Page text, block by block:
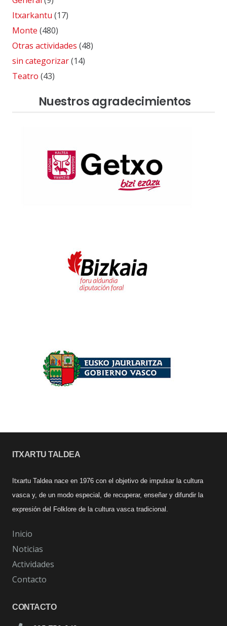
Itxarkantu (17)
Monte (480)
Otras actividades (48)
sin categorizar(14)
Teatro (43)
Nuestros agradecimientos
ITXARTU TALDEA
Itxartu Taldea nace en 1976 con el objetivo de impulsar la cultura
vasca y, de un modo especial, de recuperar, enseñar y difundir la
expresión del Folklore de la cultura vasca tradicional.
Inicio
Noticias
Actividades
Contacto
CONTACTO